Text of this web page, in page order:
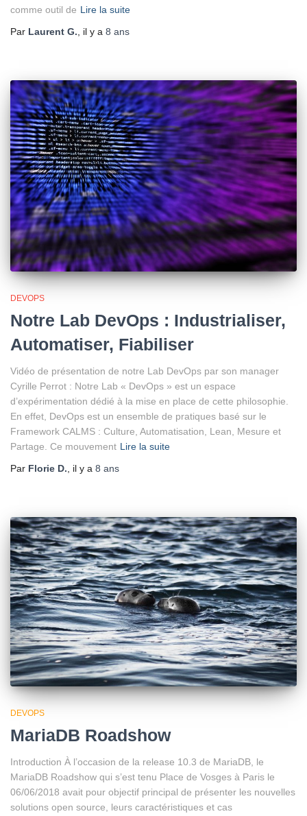
comme outil de Lire la suite
Par Laurent G. , il y a 8 ans
DEVOPS
Notre Lab DevOps : Industrialiser,
Automatiser, Fiabiliser
Vidéo de présentation de notre Lab DevOps par son manager
Cyrille Perrot : Notre Lab « DevOps » est un espace
d’expérimentation dédié à la mise en place de cette philosophie.
En effet, DevOps est un ensemble de pratiques basé sur le
Framework CALMS : Culture, Automatisation, Lean, Mesure et
Partage. Ce mouvement Lire la suite
Par Florie D. , il y a 8 ans
DEVOPS
MariaDB Roadshow
Introduction À l’occasion de la release 10.3 de MariaDB, le
MariaDB Roadshow qui s’est tenu Place de Vosges à Paris le
06/06/2018 avait pour objectif principal de présenter les nouvelles
solutions open source, leurs caractéristiques et cas